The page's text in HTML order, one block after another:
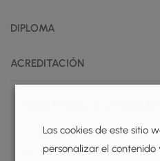
DIPLOMA
ACREDITACIÓN
DIRFloortime® es reconocida
intervenciones basadas en
Las cookies de este sitio
personalizar el contenido